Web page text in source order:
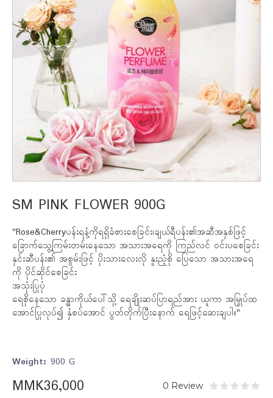
SM PINK FLOWER 900G
"Rose&Cherryပန်းရနံ့ကိုရရှိခံစားစေခြင်း၊ချယ်ရီပန်း၏အဆီအနှစ်ဖြင့်
ခြောက်သွေ့ကြမ်းတမ်းနေသော အသားအရေကို ကြည်လင် ဝင်းပစေခြင်း
နှင်းဆီပန်း၏ အစွမ်းဖြင့် ပိုးသားလေးလို နူးညံ့စို ပြေသော အသားအရေ
ကို ပိုင်ဆိုင်စေခြင်း
အသုံးပြုပုံ
ရေစိုနေသော ခန္ဓာကိုယ်ပေါ်သို့ ရေချိုးဆပ်ပြာရည်အား ယူကာ အမြှုပ်ထ
အောင်ပြုလုပ်၍ နှံစပ်အောင် ပွတ်တိုက်ပြီးနောက် ရေဖြင့်ဆေးချပါ။"
Weight: 900 G
MMK36,000 0 Review